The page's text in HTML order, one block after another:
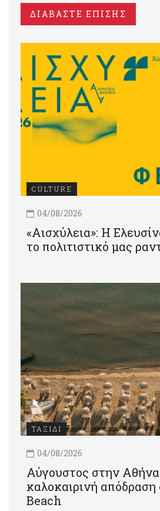
ΔΙΑΒΑΣΤΕ ΕΠΙΣΗΣ
CULTURE
04/08/2026
«Αισχύλεια»: Η
το πολιτιστικό μας
ΤΑΞΙΔΙ
04/08/2026
Αύγουστος στην
καλοκαιρινή
Beach